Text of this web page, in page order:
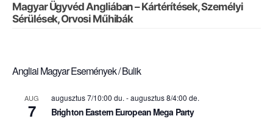
Magyar Ügyvéd Angliában – Kártérítések, Személyi
Sérülések, Orvosi Műhibák
Angliai Magyar Események / Bulik
AUG
7
augusztus 7/10:00 du. -augusztus 8/4:00 de.
Brighton Eastern European Mega Party